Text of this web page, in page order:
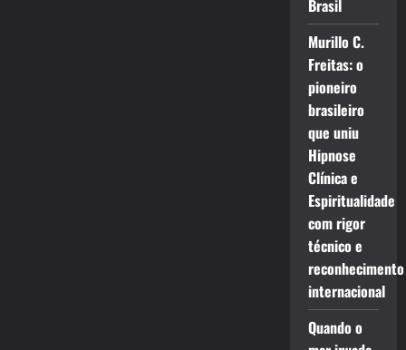
Brasil
Murillo C.
Freitas: o
pioneiro
brasileiro
que uniu
Hipnose
Clínica e
Espiritualidade
com rigor
técnico e
reconhecimento
internacional
Quando o